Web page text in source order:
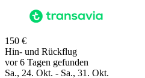
150 €
Hin- und Rückflug
vor 6 Tagen gefunden
Sa., 24. Okt. - Sa., 31. Okt.